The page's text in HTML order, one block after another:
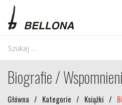
Biografie /
Główna / Kategorie / Książki /